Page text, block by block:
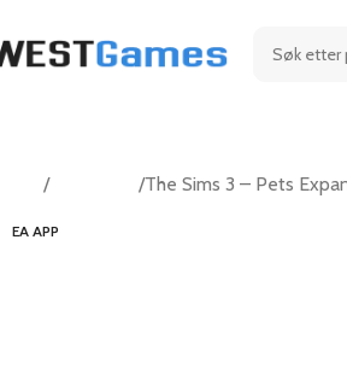
Adventure The Sims 3 – Pets
EA APP